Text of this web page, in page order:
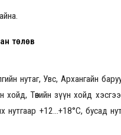
төлөв
нутаг, Увс, Архангайн
хойд, Төвийн зүүн хойд
нутгаар +12...+18°C, бусад
2026.08.30 20:00